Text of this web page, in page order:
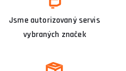
Jsme autorizovaný servis
vybraných značek